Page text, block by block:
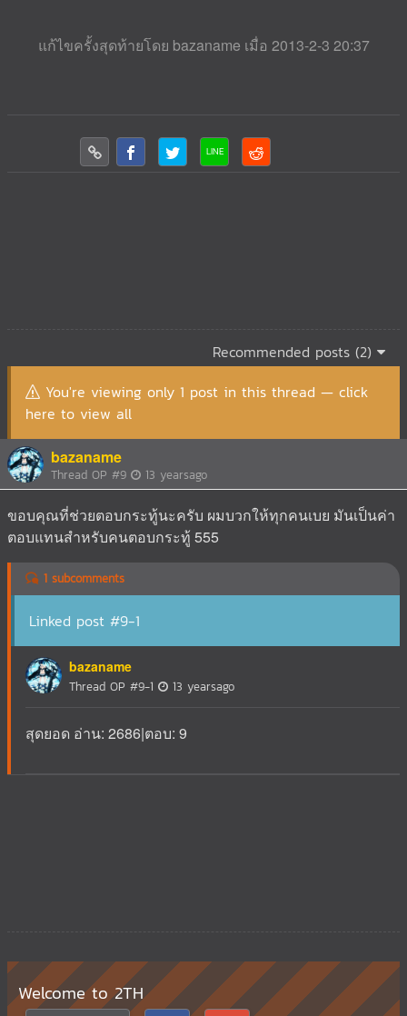
แก้ไขครั้งสุดท้ายโดย bazaname เมื่อ 2013-2-3 20:37
Recommended posts (2)
You're viewing only 1 post in this thread — click
here to view all
bazaname
Thread OP #9 13 yearsago
ขอบคุณที่ช่วยตอบกระทู้นะครับ ผมบวกให้ทุกคนเบย มันเป็นค่า
ตอบแทนสำหรับคนตอบกระทู้ 555
1 subcomments
Linked post #9-1
bazaname
Thread OP #9-1 13 yearsago
สุดยอด อ่าน: 2686|ตอบ: 9
Welcome to 2TH